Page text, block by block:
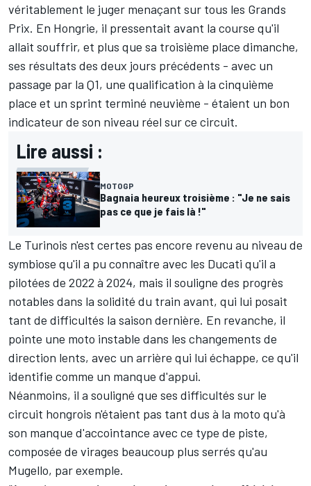
véritablement le juger menaçant sur tous les Grands
Prix. En Hongrie, il pressentait avant la course qu'il
allait souffrir, et plus que sa troisième place dimanche,
ses résultats des deux jours précédents - avec un
passage par la Q1, une qualification à la cinquième
place et un sprint terminé neuvième - étaient un bon
indicateur de son niveau réel sur ce circuit.
Lire aussi :
MOTOGP
Bagnaia heureux troisième : "Je ne sais
pas ce que je fais là !"
Le Turinois n'est certes pas encore revenu au niveau de
symbiose qu'il a pu connaître avec les Ducati qu'il a
pilotées de 2022 à 2024, mais il souligne des progrès
notables dans la solidité du train avant, qui lui posait
tant de difficultés la saison dernière. En revanche, il
pointe une moto instable dans les changements de
direction lents, avec un arrière qui lui échappe, ce qu'il
identifie comme un manque d'appui.
Néanmoins, il a souligné que ses difficultés sur le
circuit hongrois n'étaient pas tant dus à la moto qu'à
son manque d'accointance avec ce type de piste,
composée de virages beaucoup plus serrés qu'au
Mugello, par exemple.